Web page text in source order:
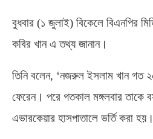
বুধবার (১ জুলাই) বিকেলে বিএনপির
কবির খান এ তথ্য জানান।
তিনি বলেন, ‘নজরুল ইসলাম খান গত
ফেরেন। পরে গতকাল মঙ্গলবার তাকে
এভারকেয়ার হাসপাতালে ভর্তি করা